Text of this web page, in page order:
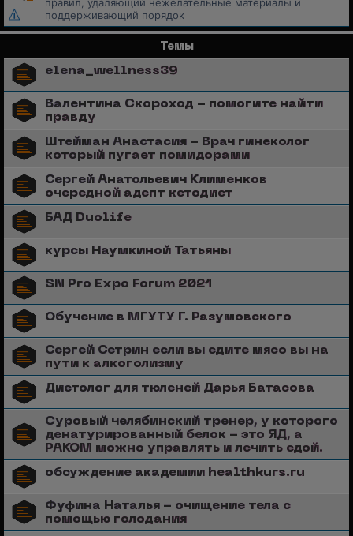
поддерживающий порядок
Темы
elena_wellness39
Валентина Скороход - помогите найти
правду
Штейман Анастасия - Врач гинеколог
который пугает помидорами
Сергей Анатольевич Клименков
очередной адепт кетодиет
БАД Duolife
курсы Наумкиной Татьяны
SN Pro Expo Forum 2021
Обучение в МГУТУ Г. Разумовского
Сергей Сетрин если вы едите мясо вы на
пути к алкоголизму
Диетолог для тюленей Дарья Батасова
Суровый челябинский тренер, у которого
денатурированный белок - это ЯД, а
РАКОМ можно управлять и лечить едой.
обсуждение академии healthkurs.ru
Фуфина Наталья - очищение тела с
помощью голодания